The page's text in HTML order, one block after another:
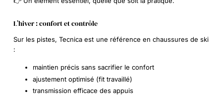
L’hiver : confort et contrôle
Sur les pistes, Tecnica est une référence en chaussures de ski
:
maintien précis sans sacrifier le confort
ajustement optimisé (fit travaillé)
transmission efficace des appuis